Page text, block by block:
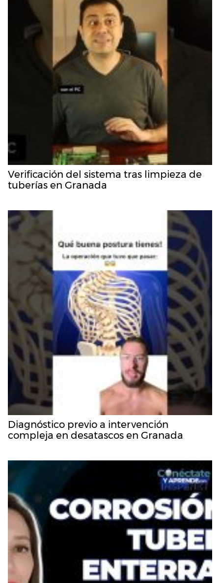
Verificación del sistema tras limpieza de
tuberías en Granada
Diagnóstico previo a intervención
compleja en desatascos en Granada